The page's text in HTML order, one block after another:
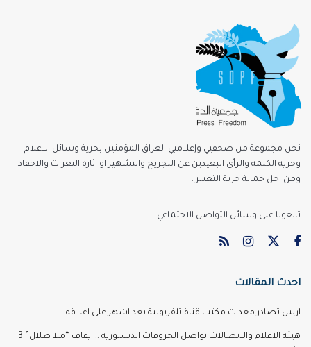
نحن مجموعة من صحفيي وإعلاميي العراق المؤمنين بحرية وسائل الاعلام
وحرية الكلمة والرأي البعيدين عن التجريح والتشهير او اثارة النعرات والاحقاد
ومن اجل حماية حرية التعبير .
تابعونا على وسائل التواصل الاجتماعي:
احدث المقالات
اربيل تصادر معدات مكتب قناة تلفزيونية بعد اشهر على اغلاقه
هيئة الاعلام والاتصالات تواصل الخروقات الدستورية .. ايقاف “ملا طلال” 3